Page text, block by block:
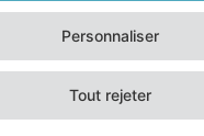
Personnaliser
Tout rejeter
Son - 2026 |Mentions
| Tous droits
conçu et réalisé par l'